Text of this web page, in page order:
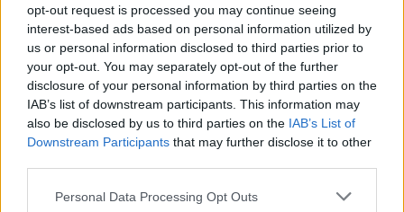
opt-out request is processed you may continue seeing
interest-based ads based on personal information utilized by
us or personal information disclosed to third parties prior to
your opt-out. You may separately opt-out of the further
disclosure of your personal information by third parties on the
IAB’s list of downstream participants. This information may
also be disclosed by us to third parties on the IAB’s List of
Downstream Participants that may further disclose it to other
Personal Data Processing Opt Outs
Pár éven belül
szivacsvárosokká kellene
alakítanunk a településeinket –
Podcast
PODCAST Novák Zsombor 2 perc